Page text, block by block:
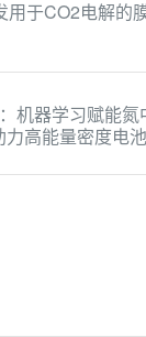
于CO2电解的
机器学习赋能氮
高能量密度电池